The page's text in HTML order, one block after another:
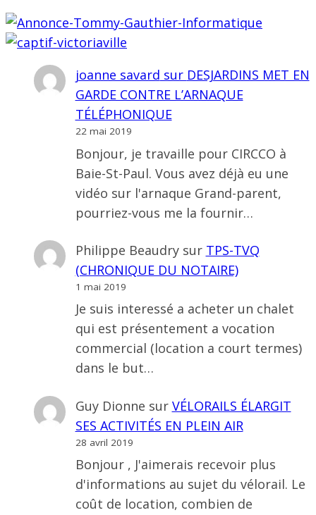
joanne savard sur DESJARDINS MET EN
GARDE CONTRE L’ARNAQUE
TÉLÉPHONIQUE
22 mai 2019
Bonjour, je travaille pour CIRCCO à
Baie-St-Paul. Vous avez déjà eu une
vidéo sur l'arnaque Grand-parent,
pourriez-vous me la fournir…
Philippe Beaudrysur TPS-TVQ
(CHRONIQUE DU NOTAIRE)
1 mai 2019
Je suis interessé a acheter un chalet
qui est présentement a vocation
commercial (location a court termes)
dans le but…
Guy Dionne sur VÉLORAILS ÉLARGIT
SES ACTIVITÉS EN PLEIN AIR
28 avril 2019
Bonjour , J'aimerais recevoir plus
d'informations au sujet du vélorail. Le
coût de location, combien de